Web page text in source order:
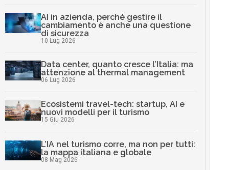
AI in azienda, perché gestire il
cambiamento è anche una questione
di sicurezza
10 Lug 2026
Data center, quanto cresce l’Italia: ma
attenzione al thermal management
06 Lug 2026
Ecosistemi travel-tech: startup, AI e
nuovi modelli per il turismo
15 Giu 2026
L’IA nel turismo corre, ma non per tutti:
la mappa italiana e globale
08 Mag 2026